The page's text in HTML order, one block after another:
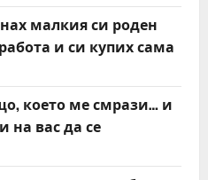
малкия си роден
и си купих сама
което ме смрази… и
на вас да се